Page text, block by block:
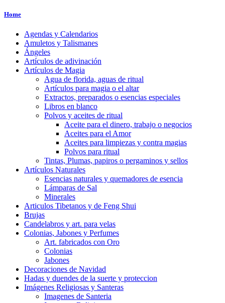
Home
Agendas y Calendarios
Amuletos y Talismanes
Ángeles
Artículos de adivinación
Artículos de Magia
Agua de florida, aguas de ritual
Artículos para magia o el altar
Extractos, preparados o esencias especiales
Libros en blanco
Polvos y aceites de ritual
Aceite para el dinero, trabajo o negocios
Aceites para el Amor
Aceites para limpiezas y contra magias
Polvos para ritual
Tintas, Plumas, papiros o pergaminos y sellos
Artículos Naturales
Esencias naturales y quemadores de esencia
Lámparas de Sal
Minerales
Articulos Tibetanos y de Feng Shui
Brujas
Candelabros y art. para velas
Colonias, Jabones y Perfumes
Art. fabricados con Oro
Colonias
Jabones
Decoraciones de Navidad
Hadas y duendes de la suerte y proteccion
Imágenes Religiosas y Santeras
Imagenes de Santeria